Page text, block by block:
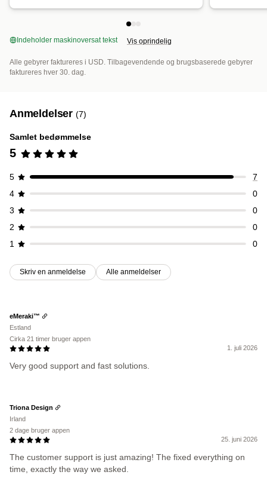
Indeholder maskinoversat tekst Vis oprindelig
Alle gebyrer faktureres i USD. Tilbagevendende og brugsbaserede gebyrer
faktureres hver 30. dag.
Anmeldelser (7)
Samlet bedømmelse
5
5
7
4
0
3
0
2
0
1
0
Skriv en anmeldelse Alle anmeldelser
1. juli 2026
Very good support and fast solutions.
eMeraki™
Estland
Cirka 21 timer bruger appen
25. juni 2026
The customer support is just amazing! The fixed everything on
time, exactly the way we asked.
Triona Design
Irland
2 dage bruger appen